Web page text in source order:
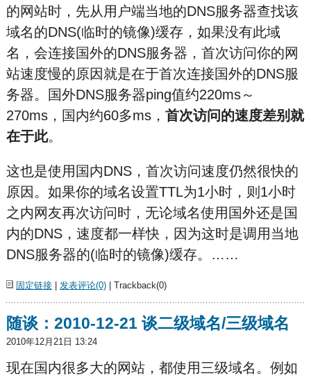
的网站时，先从用户端当地的DNS服务器查找该
域名的DNS(临时的镜像)缓存，如果没有此域
名，会连接国外的DNS服务器，首次访问你的网
站速度慢的原因就是在于首次连接国外的DNS服
务器。国外DNS服务器ping值约220ms～
270ms，国内约60多ms， 首次访问的速度差别就
在于此。
这也是使用国内DNS，首次访问速度仍然很快的
原因。如果你的域名设置TTL为1小时，则1小时
之内网友再次访问时，无论域名使用国外还是国
内的DNS，速度都一样快，因为这时是调用当地
DNS服务器的(临时的镜像)缓存。……
固定链接| 发表评论(0)| Trackback(0)
随谈：2010-12-21 谈二级域名/三级域名
2010年12月21日 13:24
现在国内很多大的网站，都使用三级域名。例如